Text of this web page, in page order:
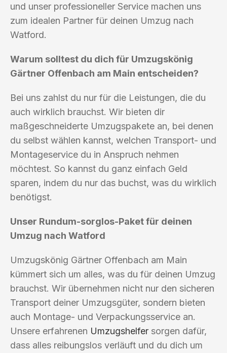
und unser professioneller Service machen uns
zum idealen Partner für deinen Umzug nach
Watford.
Warum solltest du dich für Umzugskönig
Gärtner Offenbach am Main entscheiden?
Bei uns zahlst du nur für die Leistungen, die du
auch wirklich brauchst. Wir bieten dir
maßgeschneiderte Umzugspakete an, bei denen
du selbst wählen kannst, welchen Transport- und
Montageservice du in Anspruch nehmen
möchtest. So kannst du ganz einfach Geld
sparen, indem du nur das buchst, was du wirklich
benötigst.
Unser Rundum-sorglos-Paket für deinen
Umzug nach Watford
Umzugskönig Gärtner Offenbach am Main
kümmert sich um alles, was du für deinen Umzug
brauchst. Wir übernehmen nicht nur den sicheren
Transport deiner Umzugsgüter, sondern bieten
auch Montage- und Verpackungsservice an.
Unsere erfahrenen Umzugshelfer sorgen dafür,
dass alles reibungslos verläuft und du dich um